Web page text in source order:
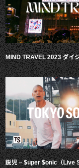
MIND TRAVEL 2023 ダイ
鋭児 – $uper $onic（Live